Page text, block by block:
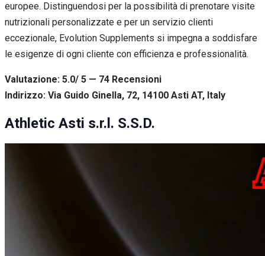
europee. Distinguendosi per la possibilità di prenotare visite
nutrizionali personalizzate e per un servizio clienti
eccezionale, Evolution Supplements si impegna a soddisfare
le esigenze di ogni cliente con efficienza e professionalità.
Valutazione: 5.0/ 5 — 74 Recensioni
Indirizzo: Via Guido Ginella, 72, 14100 Asti AT, Italy
Athletic Asti s.r.l. S.S.D.